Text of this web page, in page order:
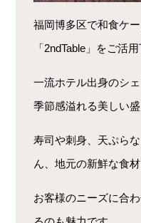
福岡博多区で和食ケ
「2ndTable」をご活用
一流ホテル出身のシ
季節感溢れる美しい
寿司や刺身、天ぷら
ん、地元の新鮮な食
お客様のニーズに合